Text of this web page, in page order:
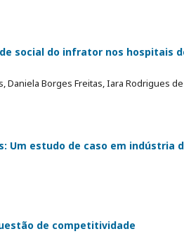
social do infrator nos hospitais
Daniela Borges Freitas, Iara Rodrigues
Um estudo de caso em indústria
de competitividade